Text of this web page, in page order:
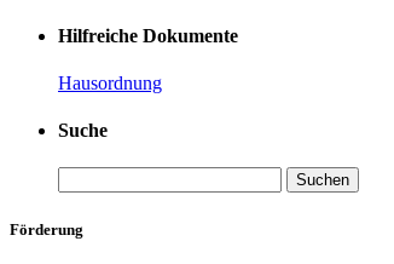
Hilfreiche Dokumente
Hausordnung
Suche
nach:
Förderung